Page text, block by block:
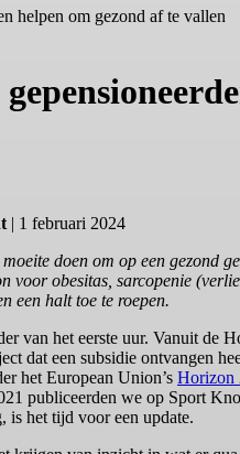
helpen om gezond af te vallen
| 1 februari 2024
doen om op een gezond
voor obesitas, sarcopenie
een halt toe te roepen.
van het eerste uur. Vanuit de
dat een subsidie ontvangen
het European Union’s Horizon
publiceerden we op Sport
is het tijd voor een update.